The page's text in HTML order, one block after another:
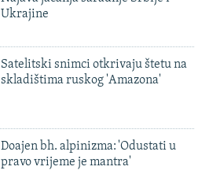
Ukrajine
Satelitski snimci otkrivaju štetu na
skladištima ruskog 'Amazona'
Doajen bh. alpinizma: 'Odustati u
pravo vrijeme je mantra'